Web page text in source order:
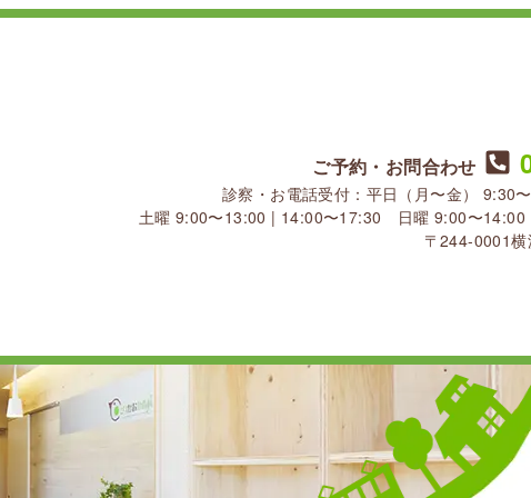
ご予約・お問合わせ
診察・お電話受付：平日（月〜金） 9:30
土曜 9:00〜13:00 | 14:00〜17:30 日曜 9:00〜
〒244-0001